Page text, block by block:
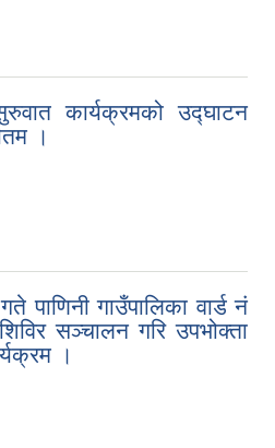
कार्यक्रमको उद्घाटन
।
गाउँपालिका वार्ड नं
सञ्चालन गरि उपभोक्ता
।